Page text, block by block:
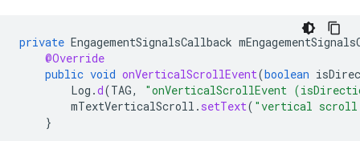
private EngagementSignalsCallback
@Override
public void onVerticalScrollEvent(boolean
Log .d(TAG,
"onVerticalScrollEvent
mTextVerticalScroll . setText( "vertical
}